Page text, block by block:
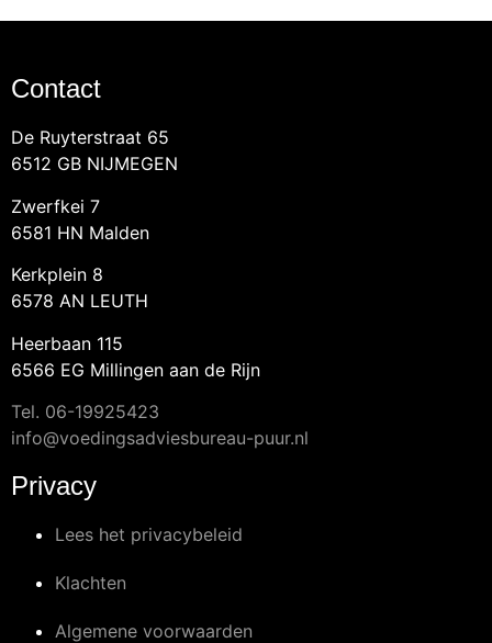
Contact
De Ruyterstraat 65
6512 GB NIJMEGEN
Zwerfkei 7
6581 HN Malden
Kerkplein 8
6578 AN LEUTH
Heerbaan 115
6566 EG Millingen aan de Rijn
Tel. 06-19925423
info@voedingsadviesbureau-puur.nl
Privacy
Lees het privacybeleid
Klachten
Algemene voorwaarden